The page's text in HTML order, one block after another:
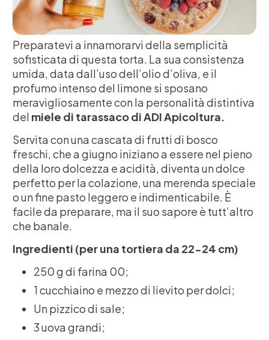
Preparatevi a innamorarvi della semplicità
sofisticata di questa torta. La sua consistenza
umida, data dall’uso dell’olio d’oliva, e il
profumo intenso del limone si sposano
meravigliosamente con la personalità distintiva
del miele di tarassaco di ADI Apicoltura.
Servita con una cascata di frutti di bosco
freschi, che a giugno iniziano a essere nel pieno
della loro dolcezza e acidità, diventa un dolce
perfetto per la colazione, una merenda speciale
o un fine pasto leggero e indimenticabile. È
facile da preparare, ma il suo sapore è tutt’altro
che banale.
Ingredienti (per una tortiera da 22-24 cm)
250 g di farina 00;
1 cucchiaino e mezzo di lievito per dolci;
Un pizzico di sale;
3 uova grandi;